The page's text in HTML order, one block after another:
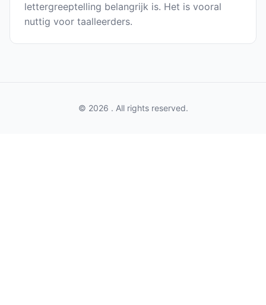
lettergreeptelling belangrijk is. Het is vooral
nuttig voor taalleerders.
© 2026 . All rights reserved.